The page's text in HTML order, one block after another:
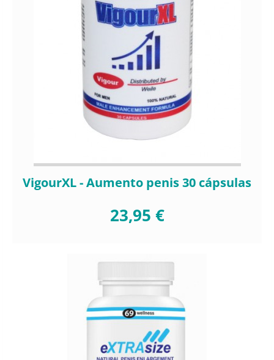
VigourXL - Aumento penis 30 cápsulas
23,95 €